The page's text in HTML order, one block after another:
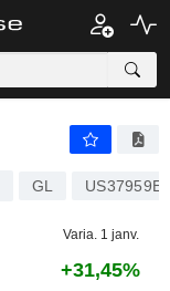
GL
Varia. 1 janv.
+31,45%